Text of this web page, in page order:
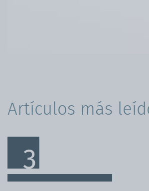
Artículos más